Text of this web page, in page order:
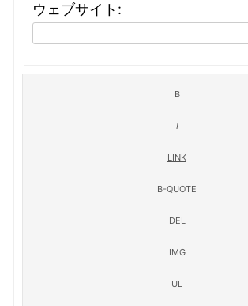
ウェブサイト: